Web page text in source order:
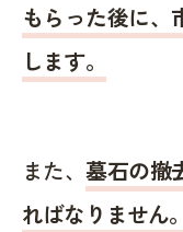
もらった後に、
します。
また、墓石の撤
ればなりません。